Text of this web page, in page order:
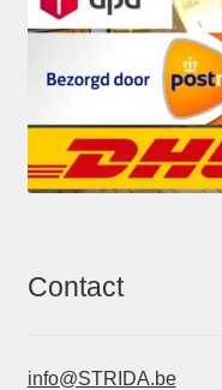
Contact
info@STRIDA.be